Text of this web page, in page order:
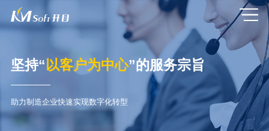
坚持“ 以客户为中心”的服务宗旨
助力制造企业快速实现数字化转型